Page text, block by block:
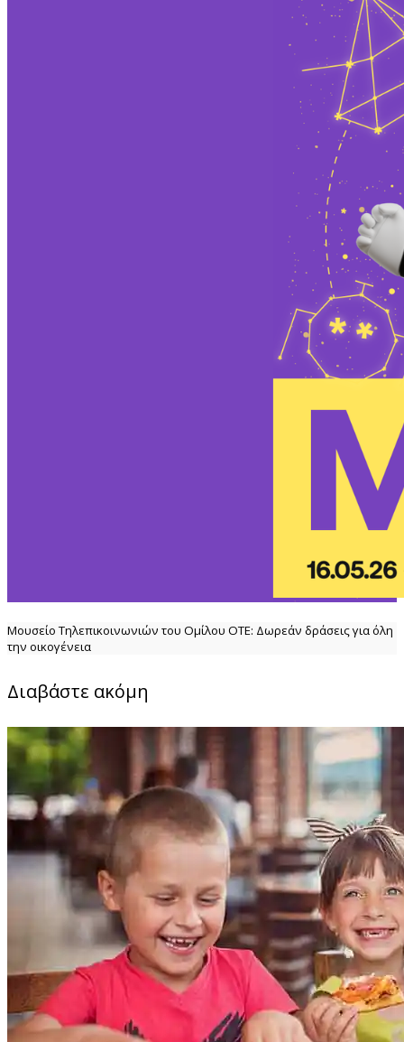
Μουσείο Τηλεπικοινωνιών του Ομίλου ΟΤΕ: Δωρεάν δράσεις για όλη
την οικογένεια
Διαβάστε ακόμη